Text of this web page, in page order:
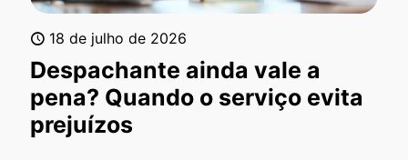
18 de julho de 2026
Despachante ainda vale a
pena? Quando o serviço evita
prejuízos